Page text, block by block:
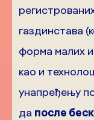
газдинстава
форма малих
као и
унапређењу
да после